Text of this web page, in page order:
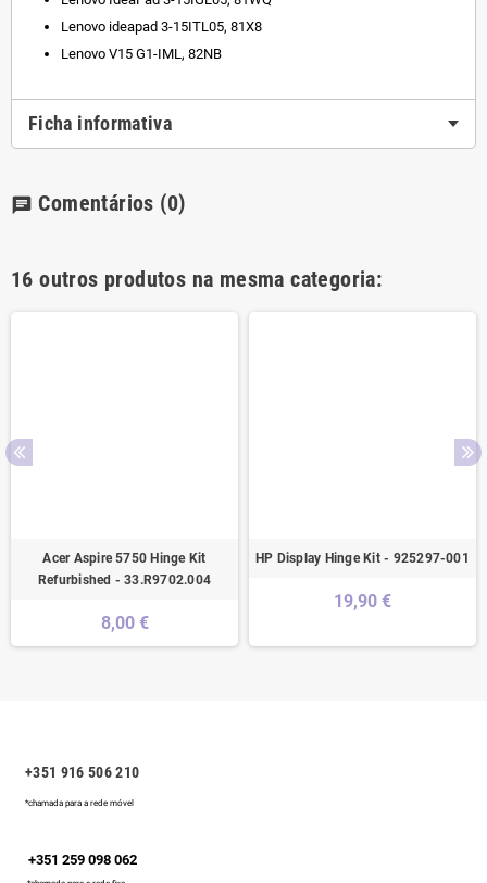
Lenovo ideapad 3-15ITL05, 81X8
Lenovo V15 G1-IML, 82NB
Ficha informativa
chat Comentários (0)
16 outros produtos na mesma categoria:
Acer Aspire 5750 Hinge Kit
Refurbished - 33.R9702.004
8,00 €
HP Display Hinge Kit - 925297-001
19,90 €
+351 916 506 210
*chamada para a rede móvel
+351 259 098 062